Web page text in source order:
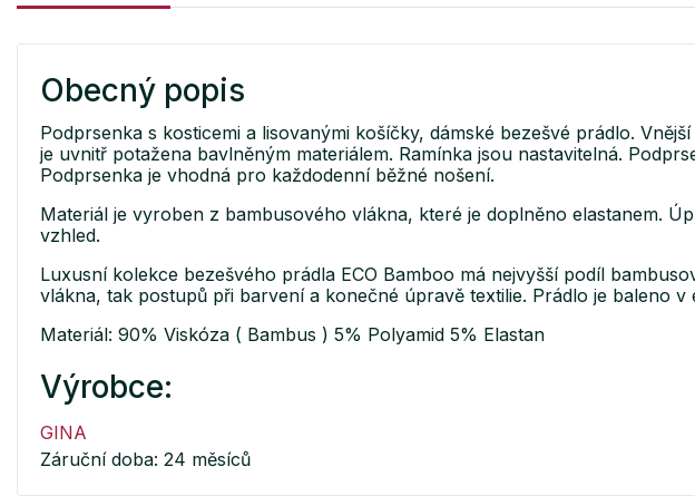
Obecný popis
Podprsenka s kosticemi a lisovanými košíčky, dámské bezešvé prádlo.
je uvnitř potažena bavlněným materiálem. Ramínka jsou nastavitelná.
Podprsenka je vhodná pro každodenní běžné nošení.
Materiál je vyroben z bambusového vlákna, které je doplněno elastanem.
vzhled.
Luxusní kolekce bezešvého prádla ECO Bamboo má nejvyšší podíl
vlákna, tak postupů při barvení a konečné úpravě textilie. Prádlo je baleno
Materiál: 90% Viskóza ( Bambus ) 5% Polyamid 5% Elastan
Výrobce:
GINA
Záruční doba: 24 měsíců